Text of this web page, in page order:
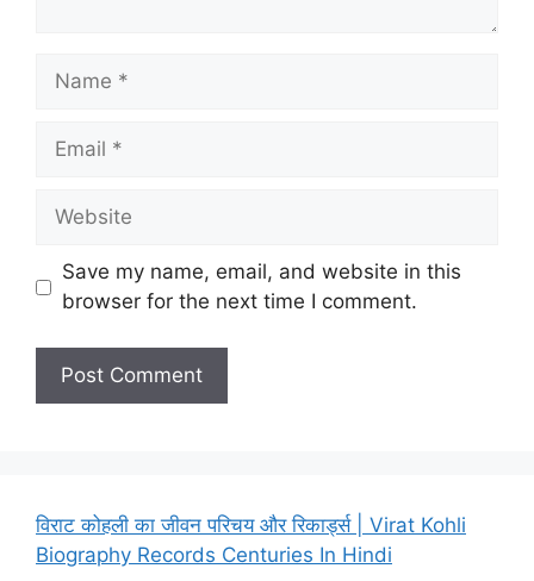
Name
Email
Website
Save my name, email, and website in this
browser for the next time I comment.
विराट कोहली का जीवन परिचय और रिकार्ड्स | Virat Kohli
Biography Records Centuries In Hindi